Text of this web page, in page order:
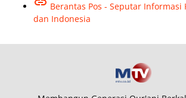
Berantas Pos - Seputar Informasi
dan Indonesia